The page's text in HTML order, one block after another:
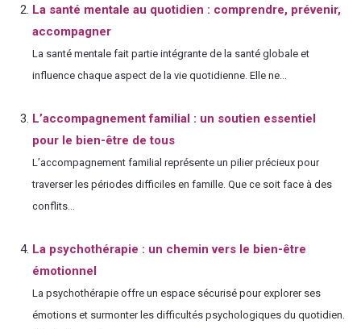
La santé mentale au quotidien : comprendre, prévenir,
accompagner
La santé mentale fait partie intégrante de la santé globale et
influence chaque aspect de la vie quotidienne. Elle ne...
L’accompagnement familial : un soutien essentiel
pour le bien-être de tous
L’accompagnement familial représente un pilier précieux pour
traverser les périodes difficiles en famille. Que ce soit face à des
conflits...
La psychothérapie : un chemin vers le bien-être
émotionnel
La psychothérapie offre un espace sécurisé pour explorer ses
émotions et surmonter les difficultés psychologiques du quotidien.